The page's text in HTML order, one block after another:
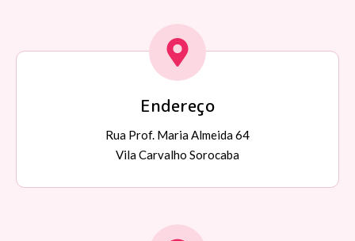
Endereço
Rua Prof. Maria Almeida 64
Vila Carvalho Sorocaba